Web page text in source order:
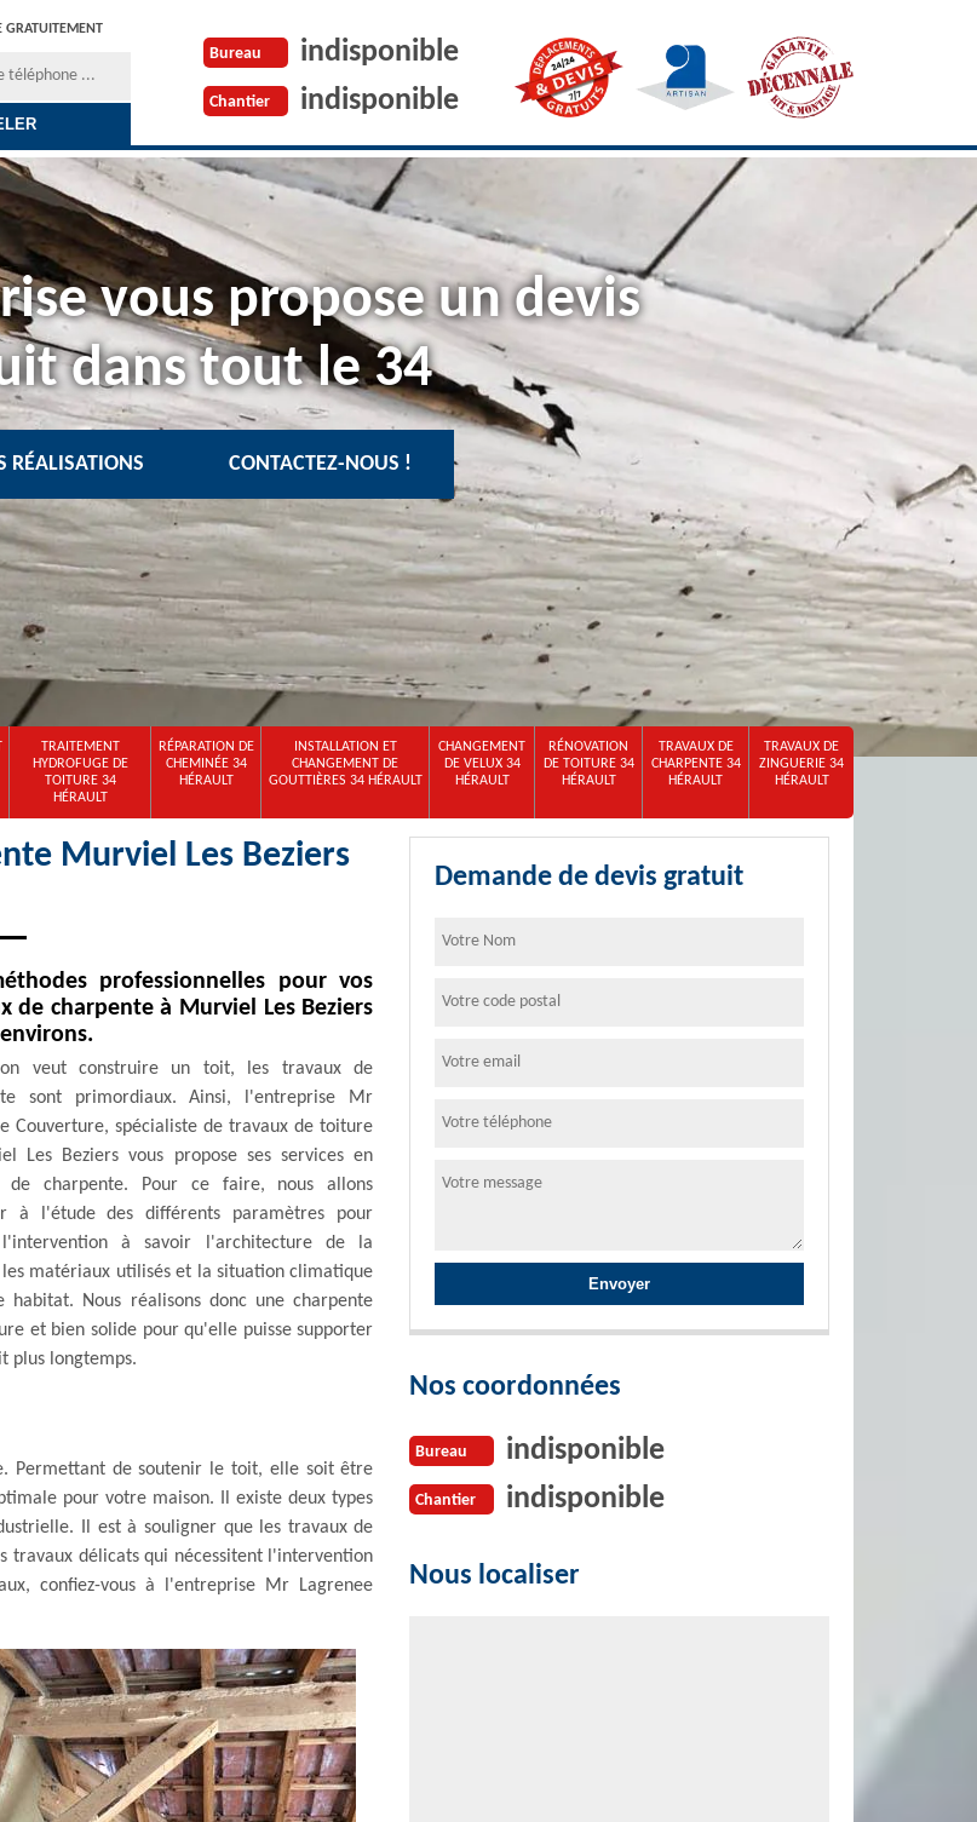
GRATUITEMENT
Bureau indisponible
Chantier indisponible
vous propose un devis
dans tout le 34
RÉALISATIONS CONTACTEZ-NOUS !
TRAITEMENT
HYDROFUGE DE
TOITURE 34
HÉRAULT
RÉPARATION DE
CHEMINÉE 34
HÉRAULT
INSTALLATION ET
CHANGEMENT DE
GOUTTIÈRES 34 HÉRAULT
CHANGEMENT
DE VELUX 34
HÉRAULT
RÉNOVATION
DE TOITURE 34
HÉRAULT
TRAVAUX DE
CHARPENTE 34
HÉRAULT
TRAVAUX DE
ZINGUERIE 34
HÉRAULT
Murviel Les Beziers
professionnelles pour vos
de charpente à Murviel Les Beziers
veut construire un toit, les travaux de
sont primordiaux. Ainsi, l'entreprise Mr
Couverture, spécialiste de travaux de toiture
Les Beziers vous propose ses services en
de charpente. Pour ce faire, nous allons
à l'étude des différents paramètres pour
l'intervention à savoir l'architecture de la
les matériaux utilisés et la situation climatique
habitat. Nous réalisons donc une charpente
et bien solide pour qu'elle puisse supporter
plus longtemps.
Permettant de soutenir le toit, elle soit être
pour votre maison. Il existe deux types
Il est à souligner que les travaux de
travaux délicats qui nécessitent l'intervention
confiez-vous à l'entreprise Mr Lagrenee
Demande de devis gratuit
Nos coordonnées
Bureau indisponible
Chantier indisponible
Nous localiser